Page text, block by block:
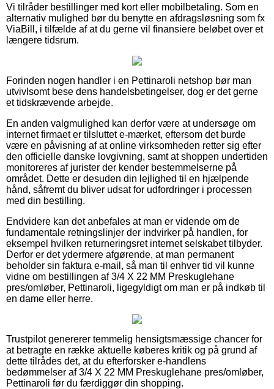
Vi tilråder bestillinger med kort eller mobilbetaling. Som en
alternativ mulighed bør du benytte en afdragsløsning som fx
ViaBill, i tilfælde af at du gerne vil finansiere beløbet over et
længere tidsrum.
Forinden nogen handler i en Pettinaroli netshop bør man
utvivlsomt bese dens handelsbetingelser, dog er det gerne
et tidskrævende arbejde.
En anden valgmulighed kan derfor være at undersøge om
internet firmaet er tilsluttet e-mærket, eftersom det burde
være en påvisning af at online virksomheden retter sig efter
den officielle danske lovgivning, samt at shoppen undertiden
monitoreres af jurister der kender bestemmelserne på
området. Dette er desuden din lejlighed til en hjælpende
hånd, såfremt du bliver udsat for udfordringer i processen
med din bestilling.
Endvidere kan det anbefales at man er vidende om de
fundamentale retningslinjer der indvirker på handlen, for
eksempel hvilken returneringsret internet selskabet tilbyder.
Derfor er det ydermere afgørende, at man permanent
beholder sin faktura e-mail, så man til enhver tid vil kunne
vidne om bestillingen af 3/4 X 22 MM Preskuglehane
pres/omløber, Pettinaroli, ligegyldigt om man er på indkøb til
en dame eller herre.
Trustpilot genererer temmelig hensigtsmæssige chancer for
at betragte en række aktuelle køberes kritik og på grund af
dette tilrådes det, at du efterforsker e-handlens
bedømmelser af 3/4 X 22 MM Preskuglehane pres/omløber,
Pettinaroli før du færdiggør din shopping.